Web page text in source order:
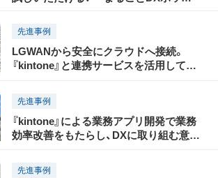
先進事例
LGWANから安全にクラウドへ接続。
『kintone』と連携サービスを活用して多
先進事例
『kintone』による業務アプリ開発で業務
効率改善をもたらし、DXに取り組む意欲
先進事例